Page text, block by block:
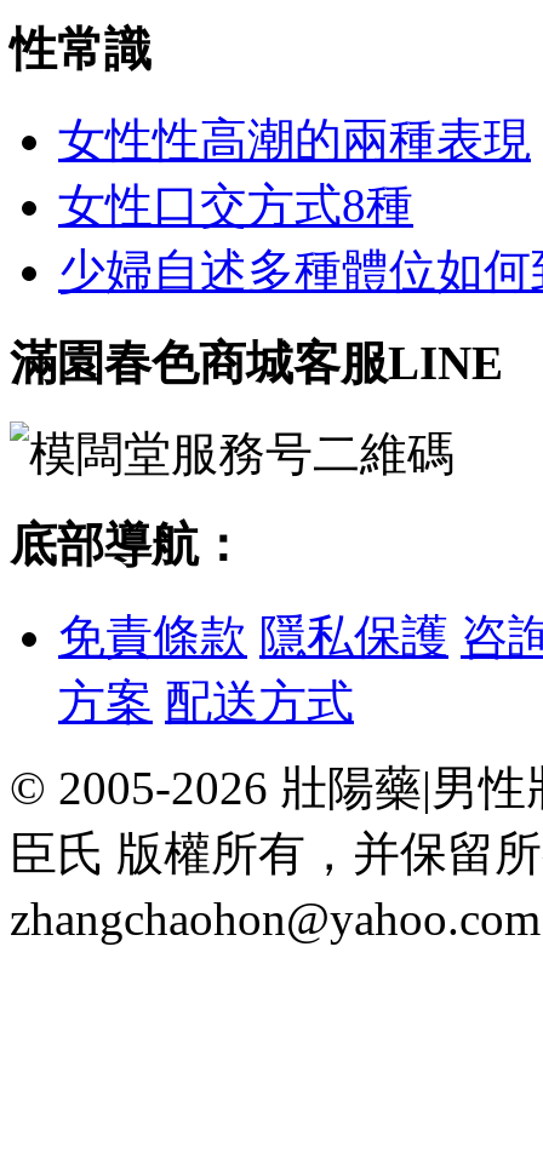
性常識
女性性高潮的兩種表現
女性口交方式8種
少婦自述多種體位如
滿園春色商城客服LINE
底部導航：
免責條款 隱私保護 咨
方案 配送方式
© 2005-2026 壯陽藥|男
臣氏 版權所有，并保留